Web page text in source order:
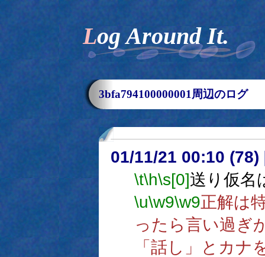
Log Around It.
3bfa794100000001周辺のログ
01/11/21 00:10 (78)
\t\h\s[0]送り仮名
\u\w9\w9正解は
ったら言い過ぎ
「話し」とカナ